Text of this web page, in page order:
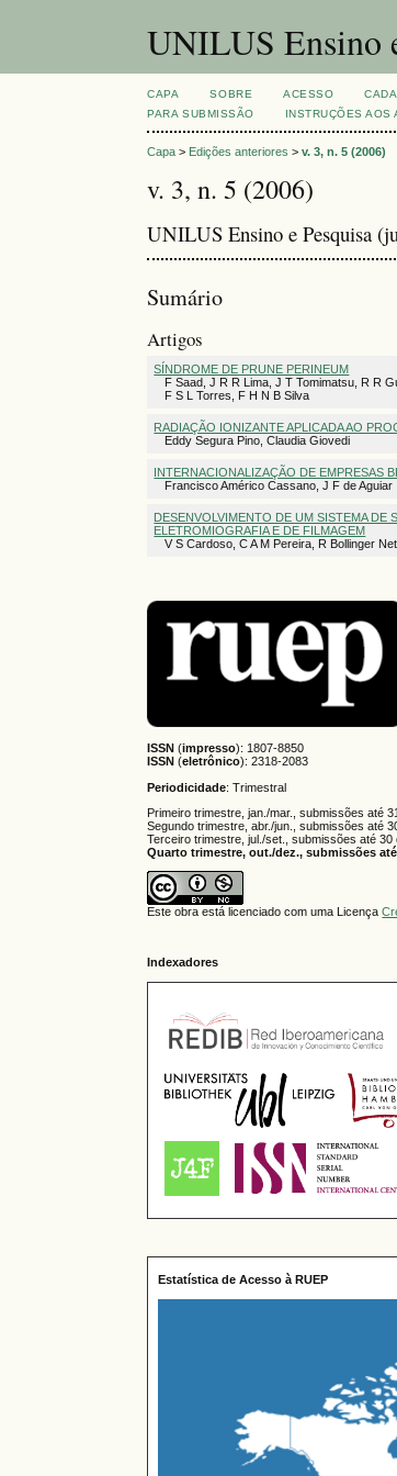
UNILUS Ensino
CAPA SOBRE ACESSO
PARA SUBMISSÃO
INSTRUÇÕES AOS
Capa > Edições anteriores >v. 3, n. 5 (2006)
v. 3, n. 5 (2006)
UNILUS Ensino e Pesquisa
Sumário
Artigos
SÍNDROME DE PRUNE PERINEUM
F Saad, J R R Lima, J T Tomimatsu, R R
F S L Torres, F H N B Silva
RADIAÇÃO IONIZANTE APLICADA AO
Eddy Segura Pino, Claudia Giovedi
INTERNACIONALIZAÇÃO DE EMPRESAS
Francisco Américo Cassano, J F de Aguiar
DESENVOLVIMENTO DE UM SISTEMA
ELETROMIOGRAFIA E DE FILMAGEM
V S Cardoso, C A M Pereira, R Bollinger
ISSN (impresso): 1807-8850
ISSN (eletrônico):2318-2083
Periodicidade: Trimestral
Primeiro trimestre, jan./mar., submissões até
Segundo trimestre, abr./jun., submissões até
Terceiro trimestre, jul./set., submissões até
Quarto trimestre, out./dez., submissões
Este obra está licenciado com uma Licença
Indexadores
Estatística de Acesso à RUEP